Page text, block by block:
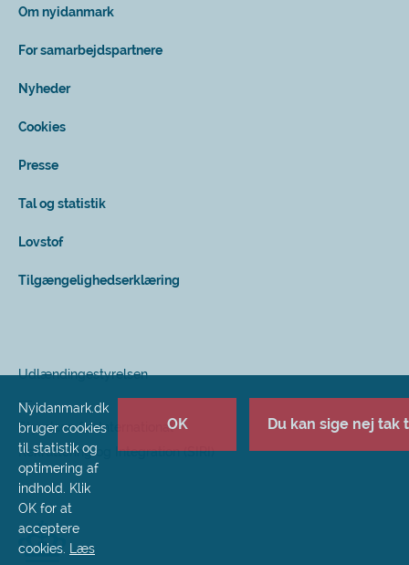
Om nyidanmark
For samarbejdspartnere
Nyheder
Cookies
Presse
Tal og statistik
Lovstof
Tilgængelighedserklæring
Udlændingestyrelsen
Styrelsen for International
Rekruttering og Integration (SIRI)
Nyidanmark.dk
bruger cookies
til statistik og
optimering af
indhold. Klik
OK for at
acceptere
cookies.
Læs
OK Du kan sige nej tak